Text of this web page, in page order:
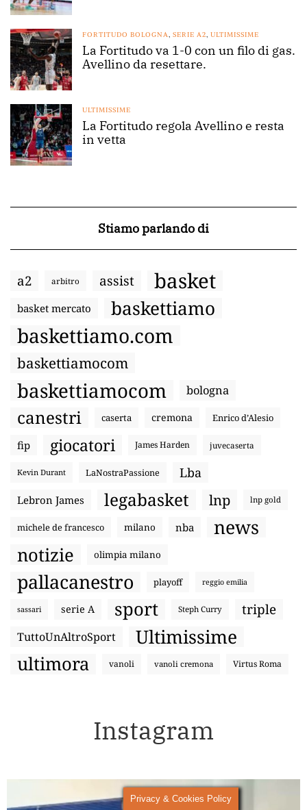
FORTITUDO BOLOGNA, SERIE A2, ULTIMISSIME
La Fortitudo va 1-0 con un filo di gas.
Avellino da resettare.
ULTIMISSIME
La Fortitudo regola Avellino e resta
in vetta
Stiamo parlando di
a2 arbitro assist basket
basket mercato baskettiamo
baskettiamo.com
baskettiamocom
baskettiamocom bologna
canestri caserta cremona Enrico d’Alesio
fip giocatori James Harden juvecaserta
Kevin Durant LaNostraPassione Lba
Lebron James legabasket lnp lnp gold
michele de francesco milano nba news
notizie olimpia milano
pallacanestro playoff reggio emilia
sassari serie A sport Steph Curry triple
TuttoUnAltroSport Ultimissime
ultimora vanoli vanoli cremona Virtus Roma
Instagram
Privacy & Cookies Policy